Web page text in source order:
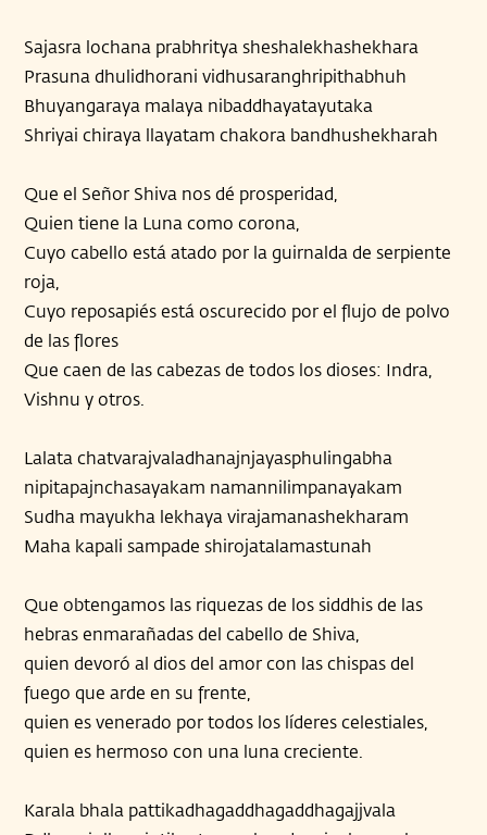
Sajasra lochana prabhritya sheshalekhashekhara
Prasuna dhulidhorani vidhusaranghripithabhuh
Bhuyangaraya malaya nibaddhayatayutaka
Shriyai chiraya llayatam chakora bandhushekharah
Que el Señor Shiva nos dé prosperidad,
Quien tiene la Luna como corona,
Cuyo cabello está atado por la guirnalda de serpiente
roja,
Cuyo reposapiés está oscurecido por el flujo de polvo
de las flores
Que caen de las cabezas de todos los dioses: Indra,
Vishnu y otros.
Lalata chatvarajvaladhanajnjayasphulingabha
nipitapajnchasayakam namannilimpanayakam
Sudha mayukha lekhaya virajamanashekharam
Maha kapali sampade shirojatalamastunah
Que obtengamos las riquezas de los siddhis de las
hebras enmarañadas del cabello de Shiva,
quien devoró al dios del amor con las chispas del
fuego que arde en su frente,
quien es venerado por todos los líderes celestiales,
quien es hermoso con una luna creciente.
Karala bhala pattikadhagaddhagaddhagajjvala